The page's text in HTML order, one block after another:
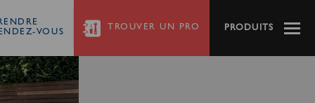
VOUS
TROUVER UN PRO PRODUITS